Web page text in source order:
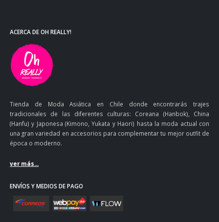
ACERCA DE OH REALLY!
Tienda de Moda Asiática en Chile donde encontrarás trajes
tradicionales de las diferentes culturas: Coreana (Hanbok), China
(Hanfu) y Japonesa (Kimono, Yukata y Haori) hasta la moda actual con
una gran variedad en accesorios para complementar tu mejor outfit de
época o moderno.
ver más...
ENVÍOS Y MEDIOS DE PAGO